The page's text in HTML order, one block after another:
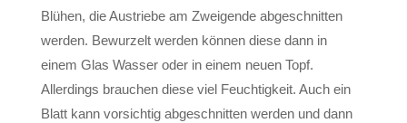
Blühen, die Austriebe am Zweigende abgeschnitten
werden. Bewurzelt werden können diese dann in
einem Glas Wasser oder in einem neuen Topf.
Allerdings brauchen diese viel Feuchtigkeit. Auch ein
Blatt kann vorsichtig abgeschnitten werden und dann